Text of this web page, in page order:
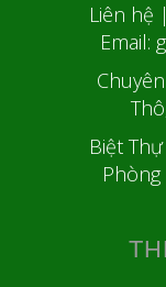
Liên hệ
Email:
Biệt